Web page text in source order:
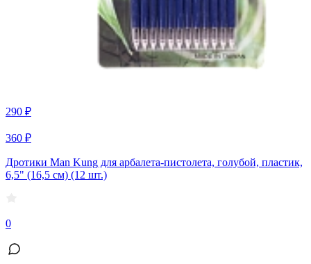
290 ₽
360 ₽
Дротики Man Kung для арбалета-пистолета, голубой, пластик,
6,5" (16,5 см) (12 шт.)
0